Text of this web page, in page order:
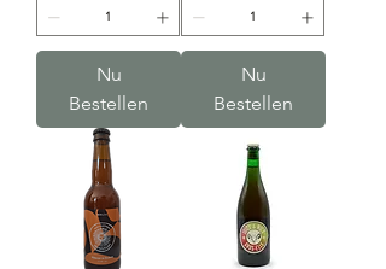
Nu
Bestellen
Nu
Bestellen